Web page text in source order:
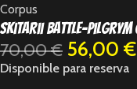
Corpus
Skitarii Battle-Pilgrym
70,00€ 56,00 €
Disponible para reserva